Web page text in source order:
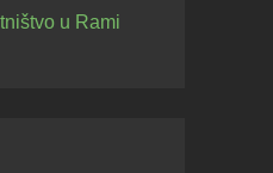
u Rami